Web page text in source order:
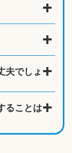
夫でしょ
ることは